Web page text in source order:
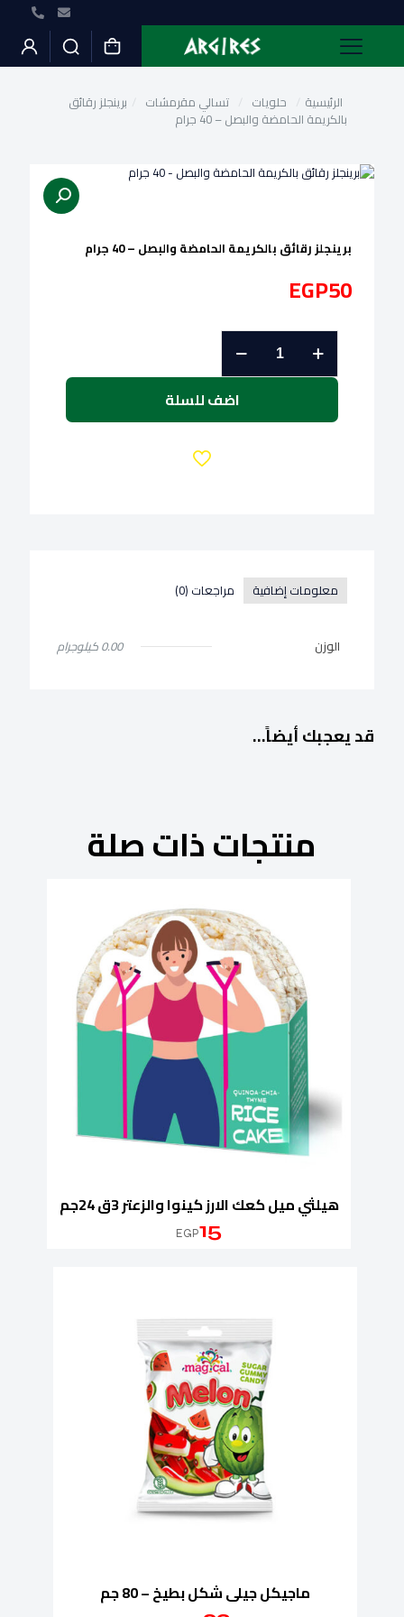
الرئيسية حلويات تسالي مقرمشات برينجلز رقائق
بالكريمة الحامضة والبصل – 40 جرام
برينجلز رقائق بالكريمة الحامضة والبصل – 40 جرام
EGP50
كمية
برينجلز
رقائق
بالكريمة
والبصل
اضف للسلة
معلومات إضافية مراجعات (0)
الوزن 0.00 كيلوجرام
قد يعجبك أيضاً…
منتجات ذات صلة
هيلثي ميل كعك الارز كينوا والزعتر 3ق 24جم
EGP15
ماجيكل جيلى شكل بطيخ – 80 جم